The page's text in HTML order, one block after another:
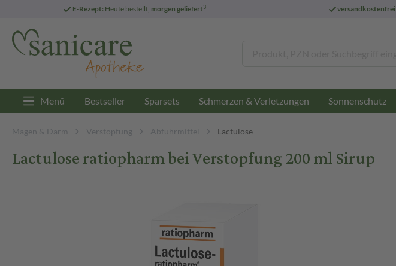
E-Rezept: Heute bestellt, morgen geliefert3 versandkostenfrei
Menü Bestseller Sparsets Schmerzen & Verletzungen Sonnenschutz
Magen & Darm Verstopfung Abführmittel Lactulose
Lactulose ratiopharm bei Verstopfung 200 ml Sirup